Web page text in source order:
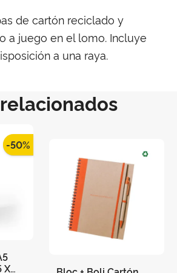
de cartón reciclado y
a juego en el lomo. Incluye
a una raya.
-50%
X